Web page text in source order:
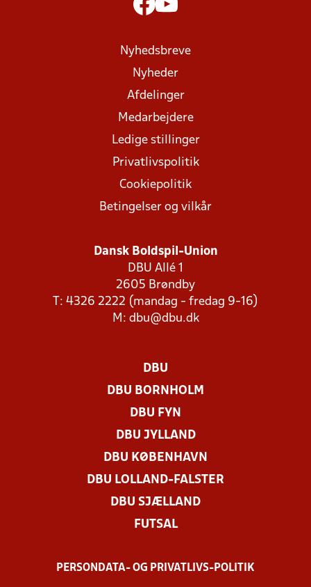
Nyhedsbreve
Nyheder
Afdelinger
Medarbejdere
Ledige stillinger
Privatlivspolitik
Cookiepolitik
Betingelser og vilkår
Dansk Boldspil-Union
DBU Allé 1
2605 Brøndby
T: 4326 2222 (mandag - fredag 9-16)
M: dbu@dbu.dk
DBU
DBU BORNHOLM
DBU FYN
DBU JYLLAND
DBU KØBENHAVN
DBU LOLLAND-FALSTER
DBU SJÆLLAND
FUTSAL
PERSONDATA- OG PRIVATLIVS-POLITIK